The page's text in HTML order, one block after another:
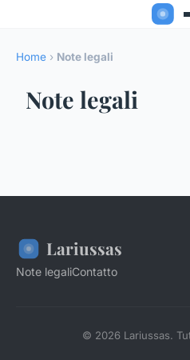
Home › Note legali
Note legali
Lariussas
Note legaliContatto
© 2026 Lariussas.